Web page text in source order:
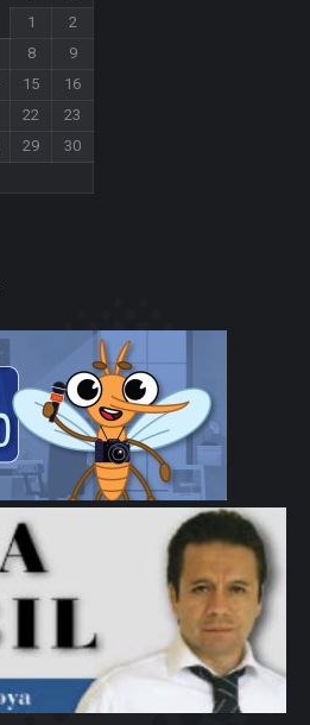
1
2
8
9
15
16
22
23
29
30